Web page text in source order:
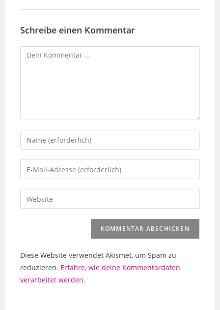
Schreibe einen Kommentar
Kommentar
Gib
deinen
Namen
oder
zum
Kommentieren
Gib
deine
E-
Mail-
ein
Gib
deine
(optional)
Diese Website verwendet Akismet, um Spam zu
reduzieren. Erfahre, wie deine Kommentardaten
verarbeitet werden.